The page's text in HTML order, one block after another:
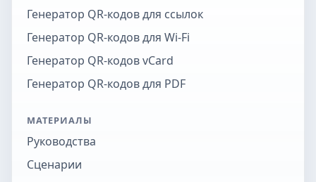
Генератор QR-кодов для ссылок
Генератор QR-кодов для Wi-Fi
Генератор QR-кодов vCard
Генератор QR-кодов для PDF
МАТЕРИАЛЫ
Руководства
Сценарии